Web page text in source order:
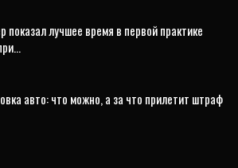
показал лучшее время в первой практике
авто: что можно, а за что прилетит штраф